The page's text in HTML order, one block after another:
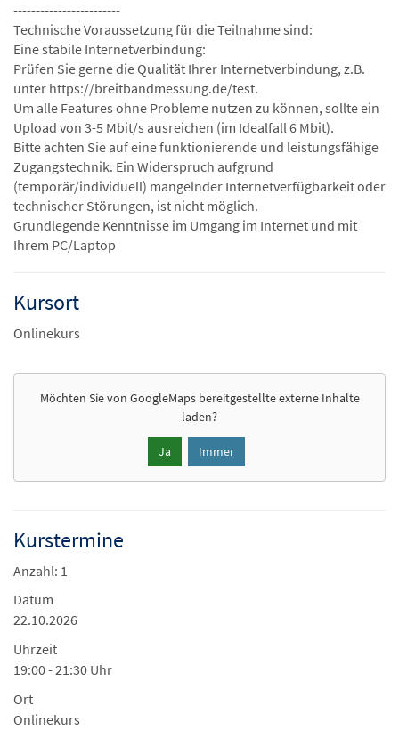
------------------------
Technische Voraussetzung für die Teilnahme sind:
Eine stabile Internetverbindung:
Prüfen Sie gerne die Qualität Ihrer Internetverbindung, z.B.
unter https://breitbandmessung.de/test.
Um alle Features ohne Probleme nutzen zu können, sollte ein
Upload von 3-5 Mbit/s ausreichen (im Idealfall 6 Mbit).
Bitte achten Sie auf eine funktionierende und leistungsfähige
Zugangstechnik. Ein Widerspruch aufgrund
(temporär/individuell) mangelnder Internetverfügbarkeit oder
technischer Störungen, ist nicht möglich.
Grundlegende Kenntnisse im Umgang im Internet und mit
Ihrem PC/Laptop
Kursort
Onlinekurs
Möchten Sie von GoogleMapsbereitgestellte externe Inhalte
laden?
Ja Immer
Kurstermine
Anzahl: 1
Datum
22.10.2026
Uhrzeit
19:00 - 21:30 Uhr
Ort
Onlinekurs